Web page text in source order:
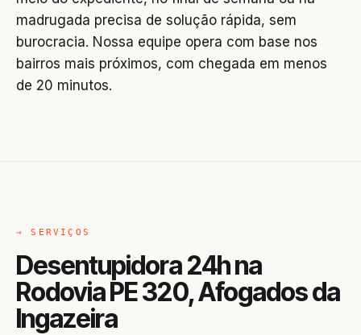
madrugada precisa de solução rápida, sem
burocracia. Nossa equipe opera com base nos
bairros mais próximos, com chegada em menos
de 20 minutos.
→ SERVIÇOS
Desentupidora 24h na
Rodovia PE 320, Afogados da
Ingazeira